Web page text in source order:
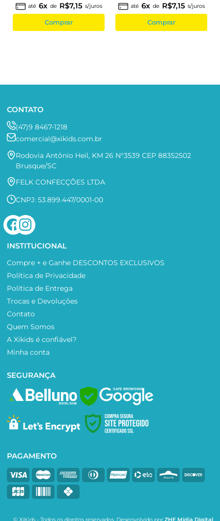
até 6x de R$7,15 s/juros
Comprar
até 6x de R$7,15 s/juros
Comprar
CONTATO
(47)9 8467-1218
comercial@xikids.com.br
Rodovia Antônio Heil, KM 26 N°3539 CEP 88352502
Brusque/SC
FELK CONFECÇÕES LTDA
CNPJ: 53.899.447/0001-00
INSTITUCIONAL
Compre + e Ganhe DESCONTOS EXCLUSIVOS
Política de Privacidade
Política de Entrega
Trocas e Devoluções
Contato
Quem Somos
A Xikids é confiável?
Minha conta
SEGURANÇA
SAFE BROWSING
PAGAMENTO